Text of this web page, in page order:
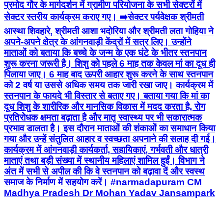
प्रमोद गौर के मार्गदर्शन में ग्रामीण परियोजना के सभी सेक्टरों में
सेक्टर स्तरीय कार्यक्रम कराए गए। ➡️सेक्टर पर्यवेक्षक श्रीमती
आस्था शिवहारे, श्रीमती आशा भदोरिया और श्रीमती लता गोहिया ने
अपने-अपने क्षेत्र के आंगनवाड़ी केंद्रों में सत्र लिए। उन्होंने
माताओं को बताया कि बच्चे के जन्म के एक घंटे के भीतर स्तनपान
शुरू करना जरूरी है। शिशु को पहले 6 माह तक केवल मां का दूध ही
पिलाया जाए। 6 माह बाद ऊपरी आहार शुरू करने के साथ स्तनपान
को 2 वर्ष या उससे अधिक समय तक जारी रखा जाए। कार्यक्रम में
स्तनपान के फायदे भी विस्तार से बताए गए। बताया गया कि मां का
दूध शिशु के शारीरिक और मानसिक विकास में मदद करता है, रोग
प्रतिरोधक क्षमता बढ़ाता है और मातृ स्वास्थ्य पर भी सकारात्मक
प्रभाव डालता है। इस दौरान माताओं की शंकाओं का समाधान किया
गया और उन्हें संतुलित आहार व स्वच्छता अपनाने की सलाह दी गई।
कार्यक्रम में आंगनवाड़ी कार्यकर्ता, सहायिकाएं, गर्भवती और धात्री
माताएं तथा बड़ी संख्या में स्थानीय महिलाएं शामिल हुईं। विभाग ने
अंत में सभी से अपील की कि वे स्तनपान को बढ़ावा दें और स्वस्थ
समाज के निर्माण में सहयोग करें। #narmadapuram CM
Madhya Pradesh Dr Mohan Yadav Jansampark